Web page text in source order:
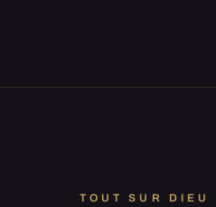
TOUT SUR DIEU